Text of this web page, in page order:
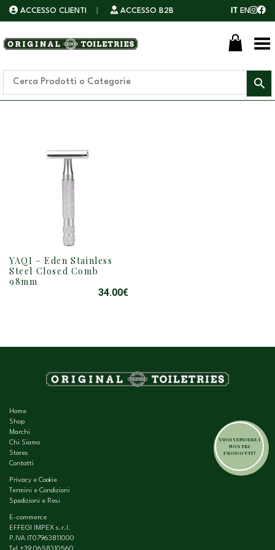
ACCESSO CLIENTI ACCESSO B2B IT EN
Toggle Menu
YAQI – Eden Stainless
Steel Closed Comb
98mm
34.00€
VUOI VENDERE I
NOSTRI
PRODOTTI?
Home
Shop
Marchi
Chi Siamo
Stores
Contatti
Privacy e Cookie
Termini e Condizioni
Spedizioni e Resi
E-commerce
EFFEGI IMPEX s.r.l.
P.IVA IT07963811000